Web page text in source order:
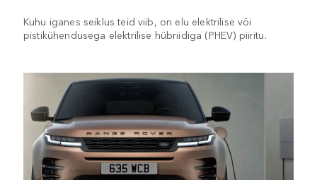
Kuhu iganes seiklus teid viib, on elu elektrilise või
pistikühendusega elektrilise hübriidiga (PHEV) piiritu.